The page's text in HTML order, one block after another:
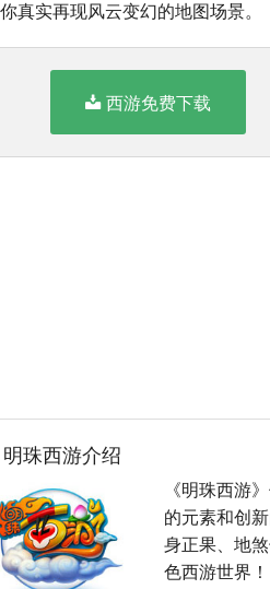
真实再现风云变幻的地图场景。
西游免费下载
明珠西游介绍
《明珠西游
的元素和创
身正果、地
色西游世界！